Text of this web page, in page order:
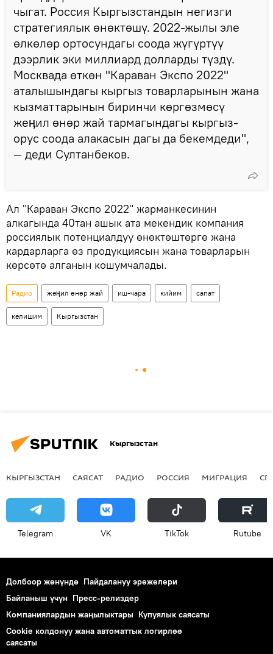
чыгат. Россия Кыргызстандын негизги
стратегиялык өнөктөшү. 2022-жылы эле
өлкөлөр ортосундагы соода жүгүртүү
дээрлик эки миллиард долларды түздү.
Москвада өткөн "Караван Экспо 2022"
аталышындагы кыргыз товарларынын жана
кызматтарынын биринчи көргөзмөсү
жеӊил өнөр жай тармагындагы кыргыз-
орус соода алакасын дагы да бекемдеди",
— деди Султанбеков.
Ал "Караван Экспо 2022" жарманкесинин
алкагында 40тан ашык ата мекендик компания
россиялык потенциалдуу өнөктөштөргө жана
кардарларга өз продукциясын жана товарларын
көрсөтө алганын кошумчалады.
Радио жеӊил өнөр жай иш-чара кийим сапат
келишим Кыргызстан
Кыргызстан
КЫРГЫЗСТАН САЯСАТ РАДИО РОССИЯ МИГРАЦИЯ
Telegram VK ТikТоk Rutube
Долбоор жөнүндө Пайдалануу эрежелери
Байланыш үчүн Пресс-релиздер
Компаниялардын жаңылыктары Купуялык саясаты
Cookie колдонуу жана автоматтык логирлөө
саясаты